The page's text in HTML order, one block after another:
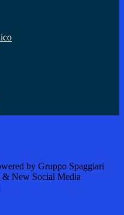
by Gruppo Spaggiari
& New Social Media